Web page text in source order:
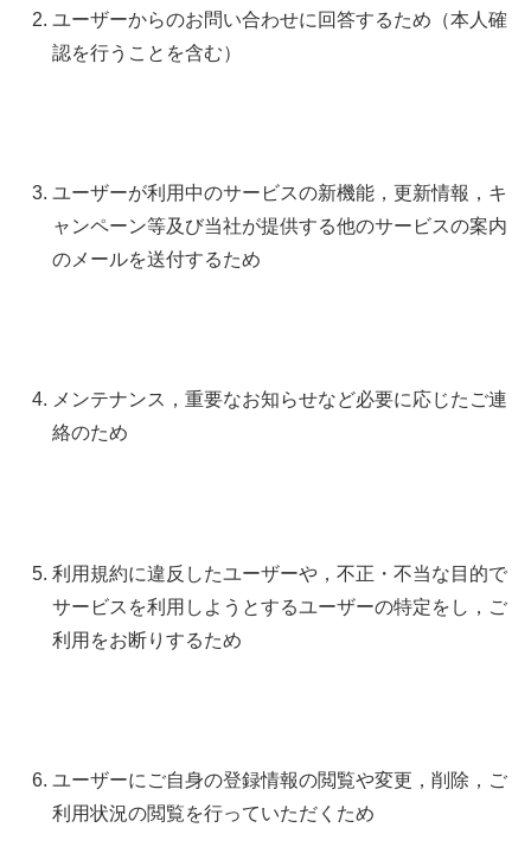
ユーザーからのお問い合わせに回答するため（本人確
認を行うことを含む）
ユーザーが利用中のサービスの新機能，更新情報，キ
ャンペーン等及び当社が提供する他のサービスの案内
のメールを送付するため
メンテナンス，重要なお知らせなど必要に応じたご連
絡のため
利用規約に違反したユーザーや，不正・不当な目的で
サービスを利用しようとするユーザーの特定をし，ご
利用をお断りするため
ユーザーにご自身の登録情報の閲覧や変更，削除，ご
利用状況の閲覧を行っていただくため